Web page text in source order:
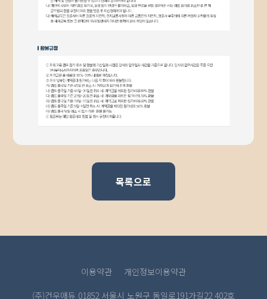
목록으로
이용약관
개인정보이용약관
(주)건우애듀 01852 서울시 노원구 동일로191가길22 402호